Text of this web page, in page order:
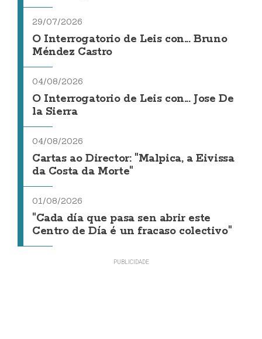
29/07/2026
O Interrogatorio de Leis con... Bruno
Méndez Castro
04/08/2026
O Interrogatorio de Leis con... Jose De
la Sierra
04/08/2026
Cartas ao Director: "Malpica, a Eivissa
da Costa da Morte"
01/08/2026
"Cada día que pasa sen abrir este
Centro de Día é un fracaso colectivo"